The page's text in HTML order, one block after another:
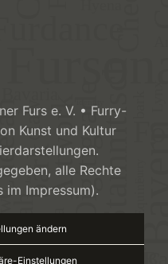
Furs e. V. • Furry-
Kunst und Kultur
alle Rechte
im Impressum).
ändern
Einstellungen